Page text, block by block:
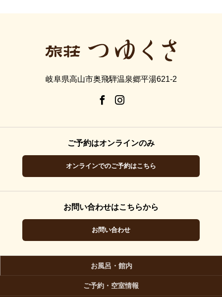
岐阜県高山市奥飛騨温泉郷平湯621-2
ご予約はオンラインのみ
オンラインでのご予約はこちら
お問い合わせはこちらから
お問い合わせ
お風呂・館内
ご予約・空室情報